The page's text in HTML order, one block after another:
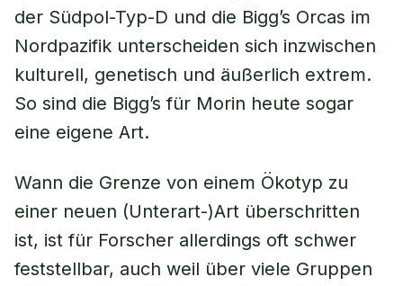
der Südpol-Typ-D und die Bigg’s Orcas im
Nordpazifik unterscheiden sich inzwischen
kulturell, genetisch und äußerlich extrem.
So sind die Bigg’s für Morin heute sogar
eine eigene Art.
Wann die Grenze von einem Ökotyp zu
einer neuen (Unterart-)Art überschritten
ist, ist für Forscher allerdings oft schwer
feststellbar, auch weil über viele Gruppen